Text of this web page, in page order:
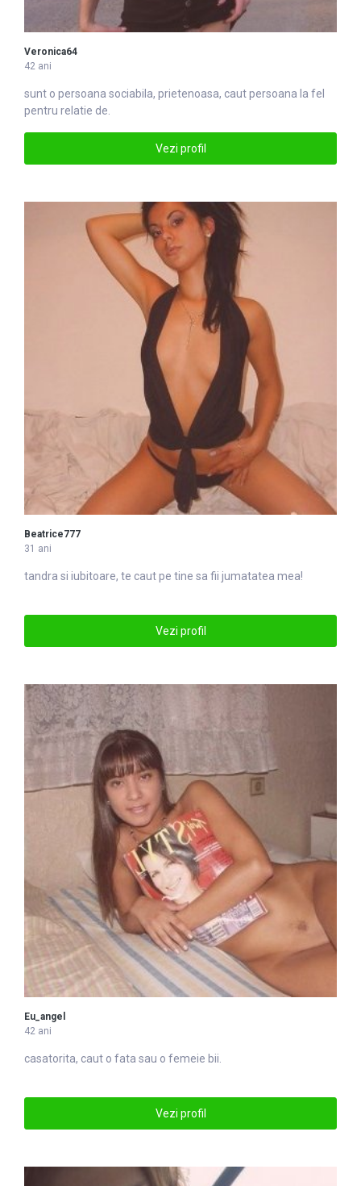
Veronica64
42 ani
sunt o persoana sociabila, prietenoasa, caut persoana la fel
pentru relatie de.
Vezi profil
Beatrice777
31 ani
tandra si iubitoare, te caut pe tine sa fii jumatatea mea!
Vezi profil
Eu_angel
42 ani
casatorita, caut o fata sau o femeie bii.
Vezi profil